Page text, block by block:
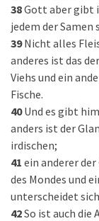
38Gott aber gibt
jedem der Samen
39 Nicht alles
anderes ist das
Viehs und ein
Fische.
40 Und es gibt
anders ist der
irdischen;
41 ein anderer der
des Mondes und
unterscheidet
42So ist auch die